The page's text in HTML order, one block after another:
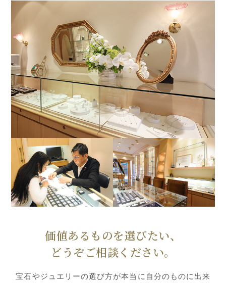
価値あるものを選びたい、
どうぞご相談ください。
宝石やジュエリーの選び方が本当に自分のものに出来